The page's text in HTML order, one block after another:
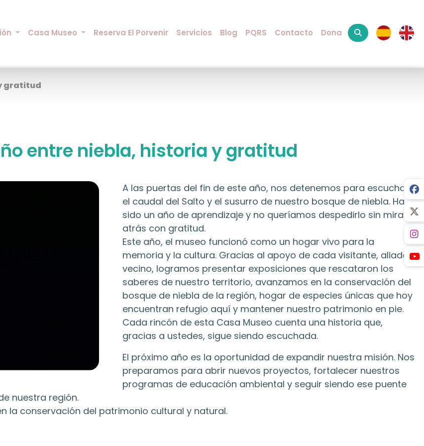
Casa Museo Reserva El Porvenir Servicios Blog PQRS Contacto Dona
gratitud
entre niebla, historia y gratitud
A las puertas del fin de este año, nos detenemos para escuchar
el caudal del Salto y el susurro de nuestro bosque de niebla. Ha
sido un año de aprendizaje y no queríamos despedirlo sin mirar
atrás con gratitud.
Este año, el museo funcionó como un hogar vivo para la
memoria y la cultura. Gracias al apoyo de cada visitante, aliado y
vecino, logramos presentar exposiciones que rescataron los
saberes de nuestro territorio, avanzamos en la conservación del
bosque de niebla de la región, hogar de especies únicas que hoy
encuentran refugio aquí y mantener nuestro patrimonio en pie.
Cada rincón de esta Casa Museo cuenta una historia que,
gracias a ustedes, sigue siendo escuchada.
El próximo año es la oportunidad de expandir nuestra misión. Nos
preparamos para abrir nuevos proyectos, fortalecer nuestros
programas de educación ambiental y seguir siendo ese puente
nuestra región.
la conservación del patrimonio cultural y natural.